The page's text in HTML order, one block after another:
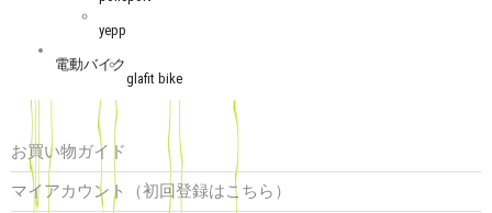
yepp
電動バイク
glafit bike
お買い物ガイド
マイアカウント（初回登録はこちら）